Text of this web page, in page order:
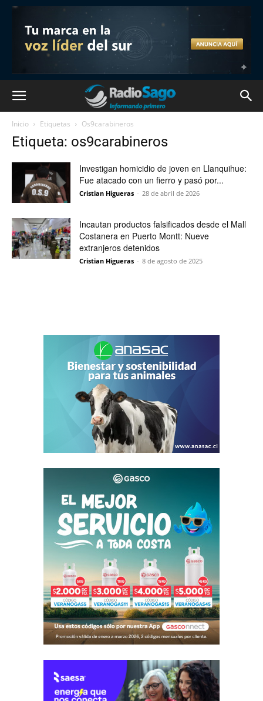
Inicio Etiquetas Os9carabineros
Etiqueta: os9carabineros
Investigan homicidio de joven en Llanquihue:
Fue atacado con un fierro y pasó por...
Cristian Higueras - 28 de abril de 2026
Incautan productos falsificados desde el Mall
Costanera en Puerto Montt: Nueve
extranjeros detenidos
Cristian Higueras - 8 de agosto de 2025